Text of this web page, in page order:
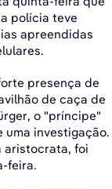
polícia teve
apreendidas
presença de
de caça de
o "príncipe"
uma investigação.
aristocrata, foi
feira.